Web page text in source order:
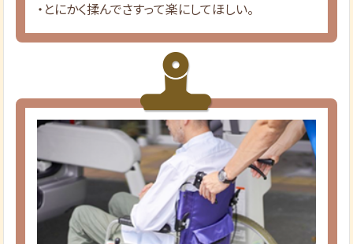
・とにかく揉んでさすって楽にしてほしい。